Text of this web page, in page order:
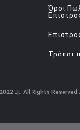
Όροι
Τρόποι
::|:: All Rights Reserved